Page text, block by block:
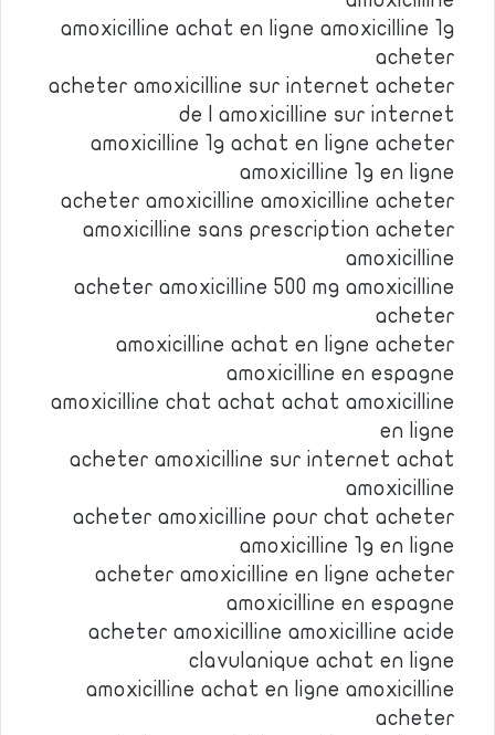
amoxicilline achat en ligne amoxicilline 1g
acheter
acheter amoxicilline sur internet acheter
de l amoxicilline sur internet
amoxicilline 1g achat en ligne acheter
amoxicilline 1g en ligne
acheter amoxicilline amoxicilline acheter
amoxicilline sans prescription acheter
amoxicilline
acheter amoxicilline 500 mg amoxicilline
acheter
amoxicilline achat en ligne acheter
amoxicilline en espagne
amoxicilline chat achat achat amoxicilline
en ligne
acheter amoxicilline sur internet achat
amoxicilline
acheter amoxicilline pour chat acheter
amoxicilline 1g en ligne
acheter amoxicilline en ligne acheter
amoxicilline en espagne
acheter amoxicilline amoxicilline acide
clavulanique achat en ligne
amoxicilline achat en ligne amoxicilline
acheter